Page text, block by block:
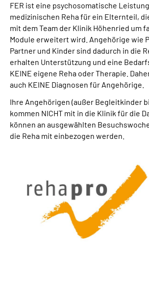
FER ist eine psychosomatische
medizinischen Reha für ein Elternteil,
mit dem Team der Klinik Höhenried um
Module erweitert wird. Angehörige wie
Partner und Kinder sind dadurch in die
erhalten Unterstützung und eine
KEINE eigene Reha oder Therapie.
auch KEINE Diagnosen für Angehörige.
Ihre Angehörigen (außer Begleitkinder
kommen NICHT mit in die Klinik für die
können an ausgewählten
die Reha mit einbezogen werden.